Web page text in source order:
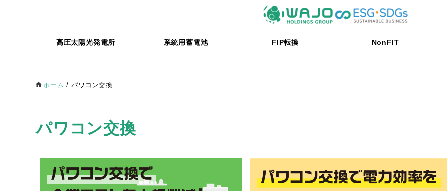
高圧太陽光発電所 系統用蓄電池 FIP転換 NonFIT
ホーム / パワコン交換
パワコン交換